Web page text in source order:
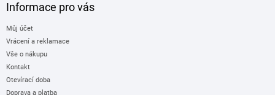
Informace pro vás
Můj účet
Vrácení a reklamace
Vše o nákupu
Kontakt
Otevírací doba
Doprava a platba